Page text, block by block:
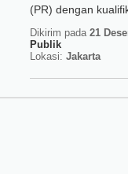
(PR) dengan
Dikirim pada 21
Publik
Lokasi: Jakarta